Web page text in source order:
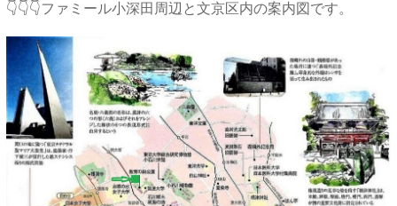
👇👇👇ファミール小深田周辺と文京区内の案内図です。